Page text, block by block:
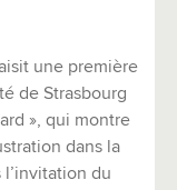
une première
de Strasbourg
», qui montre
dans la
du